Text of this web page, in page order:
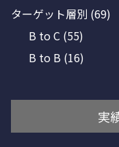
ターゲット層別 (69)
B to C (55)
B to B (16)
実